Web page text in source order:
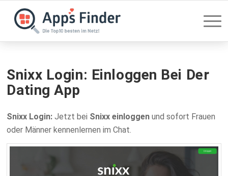
Snixx Login: Einloggen Bei Der
Dating App
Snixx Login: Jetzt bei Snixx einloggen und sofort Frauen
oder Männer kennenlernen im Chat.